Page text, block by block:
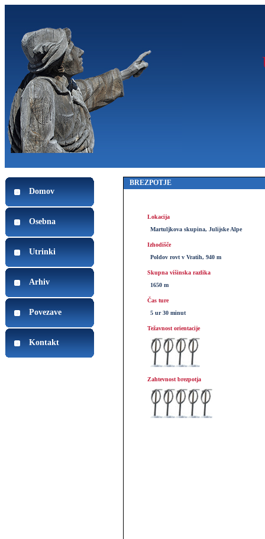
Domov
Osebna
Utrinki
Arhiv
Povezave
Kontakt
BREZPOTJE
Lokacija
Martuljkova skupina, Julijske Alpe
Izhodišče
Poldov rovt v Vratih, 940 m
Skupna višinska razlika
1650 m
Čas ture
5 ur 30 minut
Težavnost orientacije
Zahtevnost brezpotja